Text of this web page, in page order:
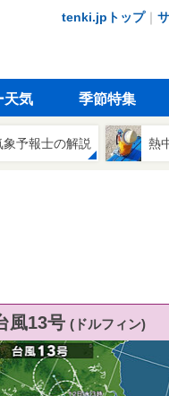
tenki.jpトップ｜
天気 季節特集
象予報士の解説 熱
風13号 (ドルフィン)